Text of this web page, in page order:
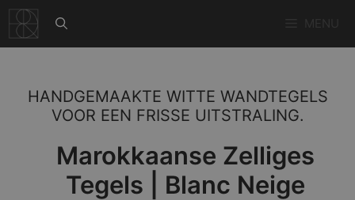
naar
de
HANDGEMAAKTE WITTE WANDTEGELS
VOOR EEN FRISSE UITSTRALING.
Marokkaanse Zelliges
Tegels | Blanc Neige